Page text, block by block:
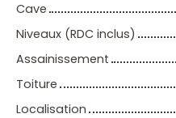
Cave
Niveaux (RDC inclus)
Assainissement
Toiture
Localisation